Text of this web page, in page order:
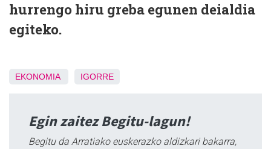
hurrengo hiru greba egunen deialdia
egiteko.
EKONOMIA IGORRE
Egin zaitez Begitu-lagun!
Begitu da Arratiako euskerazko aldizkari bakarra,